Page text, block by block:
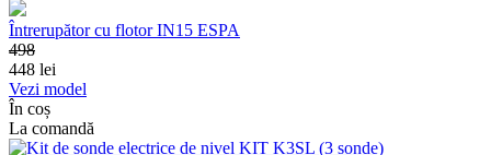
Întrerupător cu flotor IN15 ESPA
498
448 lei
Vezi model
În coș
La comandă